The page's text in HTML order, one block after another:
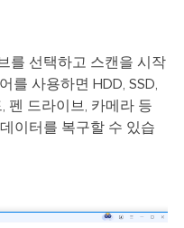
를 선택하고 스캔을 시작
를 사용하면 HDD, SSD,
펜 드라이브, 카메라 등
이터를 복구할 수 있습